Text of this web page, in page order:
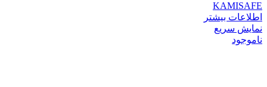
KAMISAFE
اطلاعات بیشتر
نمایش سریع
ناموجود